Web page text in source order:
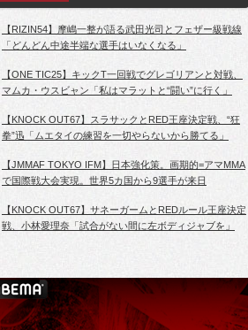
【RIZIN54】摩嶋一整が語る武田光司とフェザー級戦線
「どんどん中途半端な選手はいなくなる」
【ONE TIC25】キックT一回戦でグレゴリアンと対戦、
マムカ・ウスビャン「私はマラットと“闘い”に行く」
【KNOCK OUT67】スラサックとRED王座決定戦、“狂
拳”迅「ムエタイの練習を一切やらないから勝てる」
【JMMAF TOKYO IFM】日本強化策。画期的=アマMMA
で国際戦大会実現。世界5カ国から9選手が来日
【KNOCK OUT67】サネーガームとREDルール王座決定
戦、小林愛理奈「試合がない間に左ボディジャブを」